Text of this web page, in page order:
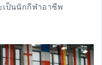
เป็นนักกีฬาอาชีพ